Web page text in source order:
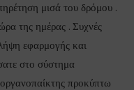
μισά του δρόμου .
της ημέρας . Συχνές
εφαρμογής και
στο σύστημα
προκύπτω